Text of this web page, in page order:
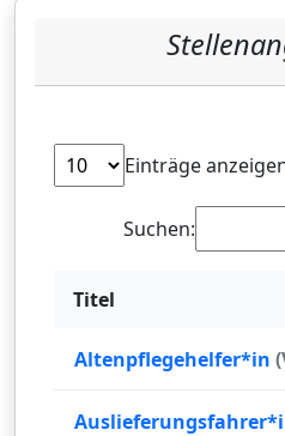
Einträge
Suchen:
Titel
Altenpflegehelfer*in